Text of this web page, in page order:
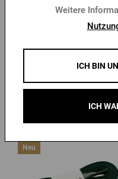
kurz
Vorrätig 4 Stk.
Neu
Weitere
ICH BIN
ICH